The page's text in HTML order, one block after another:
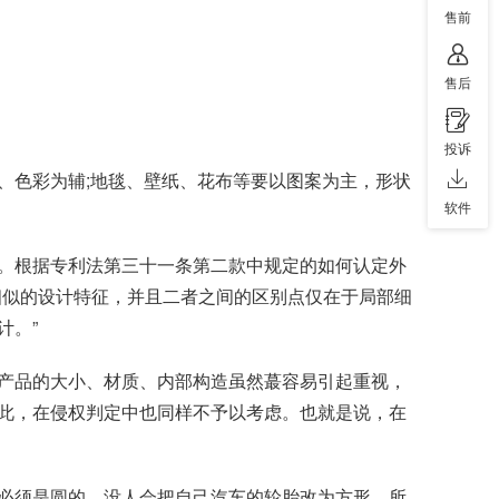
彩为辅;地毯、壁纸、花布等要以图案为主，形状
根据专利法第三十一条第二款中规定的如何认定外
的设计特征，并且二者之间的区别点仅在于局部细
。”
的大小、材质、内部构造虽然蕞容易引起重视，
在侵权判定中也同样不予以考虑。也就是说，在
售前
售后
投诉
软件